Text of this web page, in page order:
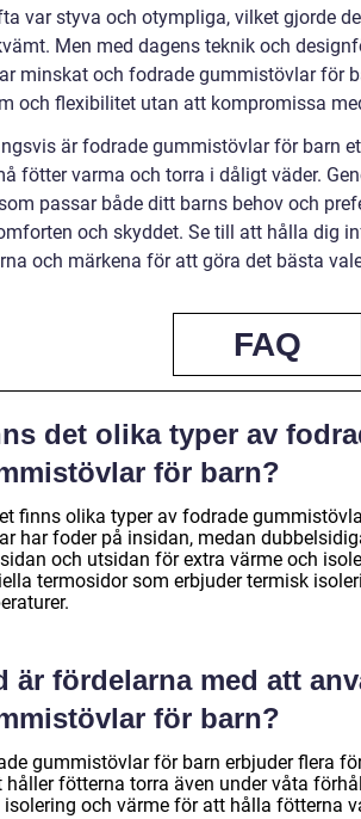
var styva och otympliga, vilket gjorde
Men med dagens teknik och
minskat och fodrade gummistövlar för
och flexibilitet utan att kompromissa
är fodrade gummistövlar för barn
fötter varma och torra i dåligt väder.
passar både ditt barns behov och
och skyddet. Se till att hålla dig
och märkena för att göra det bästa
FAQ
det olika typer av
för barn?
finns olika typer av fodrade
har foder på insidan, medan
och utsidan för extra värme och
termosidor som erbjuder termisk
är fördelarna med att
för barn?
gummistövlar för barn erbjuder flera
håller fötterna torra även under våta
isolering och värme för att hålla fötterna